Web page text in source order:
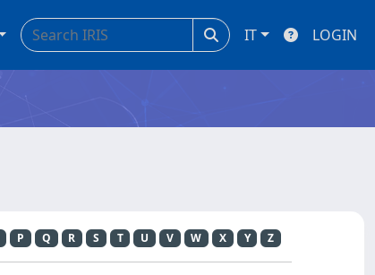
IT LOGIN
P Q R S T U V W X Y Z